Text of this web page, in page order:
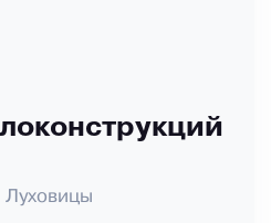
Луховицы